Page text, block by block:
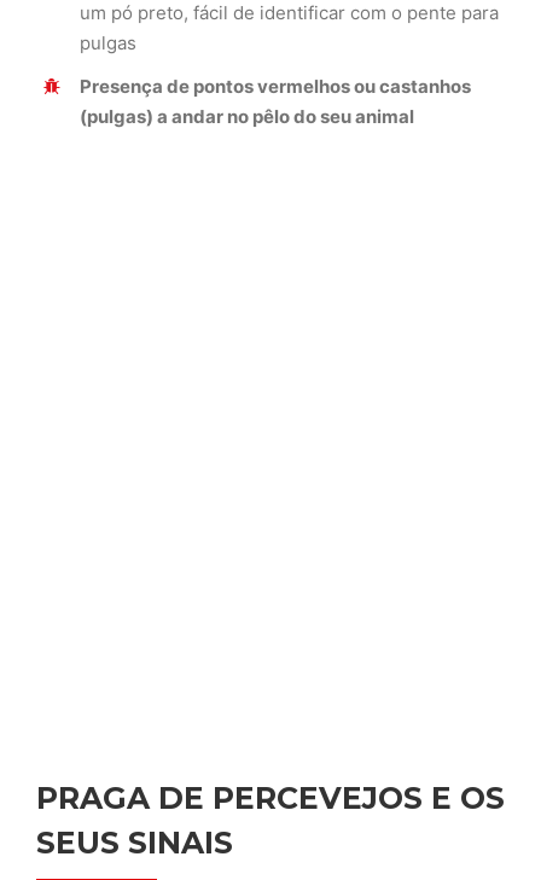
um pó preto, fácil de identificar com o pente para
pulgas
Presença de pontos vermelhos ou castanhos
(pulgas) a andar no pêlo do seu animal
PRAGA DE PERCEVEJOS E OS
SEUS SINAIS